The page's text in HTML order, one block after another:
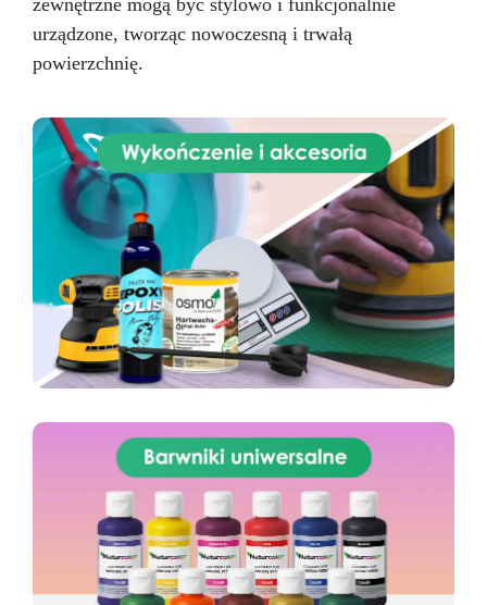
zewnętrzne mogą być stylowo i funkcjonalnie
urządzone, tworząc nowoczesną i trwałą
powierzchnię.